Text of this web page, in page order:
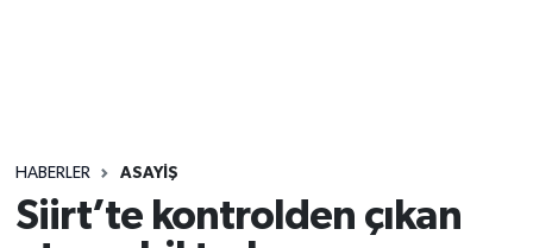
HABERLER ASAYIŞ
Siirt’te kontrolden çıkan